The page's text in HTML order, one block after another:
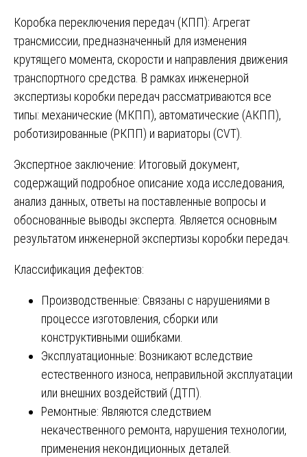
Коробка переключения передач (КПП): Агрегат
трансмиссии, предназначенный для изменения
крутящего момента, скорости и направления движения
транспортного средства. В рамках инженерной
экспертизы коробки передач рассматриваются все
типы: механические (МКПП), автоматические (АКПП),
роботизированные (РКПП) и вариаторы (CVT).
Экспертное заключение: Итоговый документ,
содержащий подробное описание хода исследования,
анализ данных, ответы на поставленные вопросы и
обоснованные выводы эксперта. Является основным
результатом инженерной экспертизы коробки передач.
Классификация дефектов:
Производственные: Связаны с нарушениями в
процессе изготовления, сборки или
конструктивными ошибками.
Эксплуатационные: Возникают вследствие
естественного износа, неправильной эксплуатации
или внешних воздействий (ДТП).
Ремонтные: Являются следствием
некачественного ремонта, нарушения технологии,
применения некондиционных деталей.